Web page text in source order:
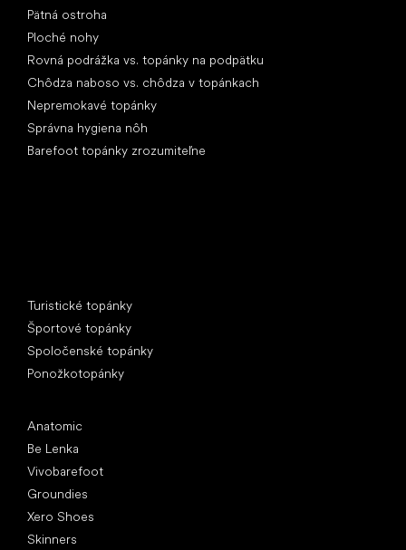
Pätná ostroha
Ploché nohy
Rovná podrážka vs. topánky na podpätku
Chôdza naboso vs. chôdza v topánkach
Nepremokavé topánky
Správna hygiena nôh
Barefoot topánky zrozumiteľne
Turistické topánky
Športové topánky
Spoločenské topánky
Ponožkotopánky
Anatomic
Be Lenka
Vivobarefoot
Groundies
Xero Shoes
Skinners